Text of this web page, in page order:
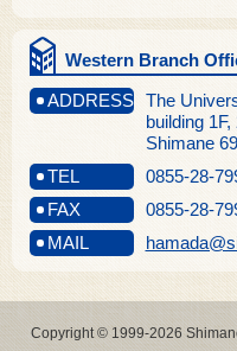
Western Branch
ADDRESS The
building
Shimane
TEL
0855-28-
FAX
0855-28-
MAIL
Copyright © 1999-2026